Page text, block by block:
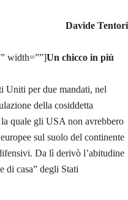
Davide Tentori
width=””]Un chicco in più
Uniti per due mandati, nel
della cosiddetta
quale gli USA non avrebbero
sul suolo del continente
Da lì derivò l’abitudine
di casa” degli Stati